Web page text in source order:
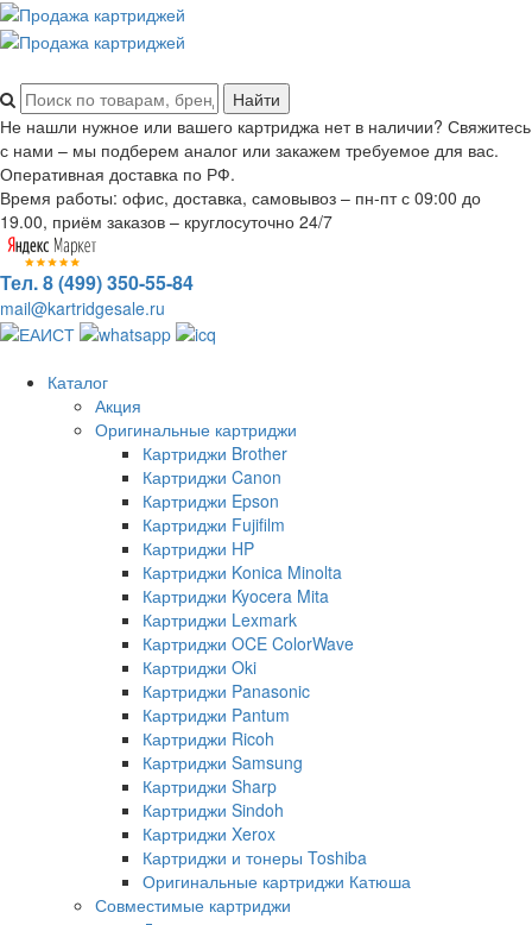
Не нашли нужное или вашего картриджа нет в наличии? Свяжитесь
с нами – мы подберем аналог или закажем требуемое для вас.
Оперативная доставка по РФ.
Время работы: офис, доставка, самовывоз – пн-пт с 09:00 до
19.00, приём заказов – круглосуточно 24/7
Тел. 8 (499) 350-55-84
mail@kartridgesale.ru
Каталог
Акция
Оригинальные картриджи
Картриджи Brother
Картриджи Canon
Картриджи Epson
Картриджи Fujifilm
Картриджи HP
Картриджи Konica Minolta
Картриджи Kyocera Mita
Картриджи Lexmark
Картриджи OCE ColorWave
Картриджи Oki
Картриджи Panasonic
Картриджи Pantum
Картриджи Ricoh
Картриджи Samsung
Картриджи Sharp
Картриджи Sindoh
Картриджи Xerox
Картриджи и тонеры Toshiba
Оригинальные картриджи Катюша
Совместимые картриджи